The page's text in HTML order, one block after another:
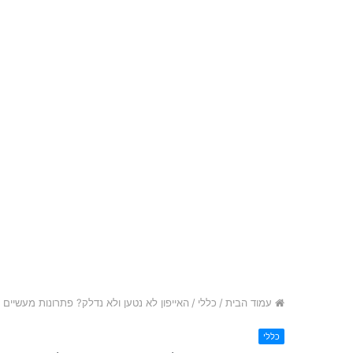
עמוד הבית / כללי / האייפון לא נטען ולא נדלק? פתרונות מעשיים
כללי